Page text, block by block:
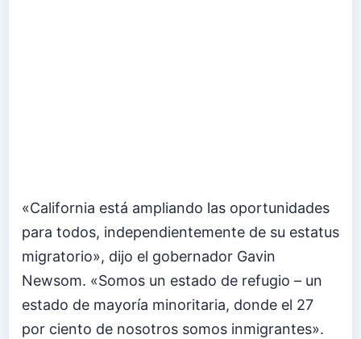
«California está ampliando las oportunidades
para todos, independientemente de su estatus
migratorio», dijo el gobernador Gavin
Newsom. «Somos un estado de refugio – un
estado de mayoría minoritaria, donde el 27
por ciento de nosotros somos inmigrantes».